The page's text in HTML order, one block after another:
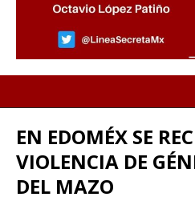
EN EDOMÉX SE
VIOLENCIA DE
DEL MAZO